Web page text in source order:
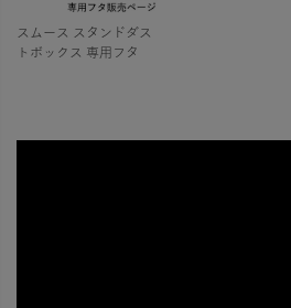
スムース スタンドダス
トボックス 専用フタ